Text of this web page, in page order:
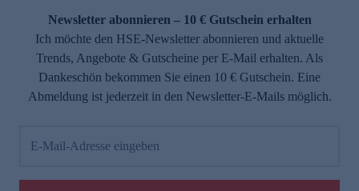
Newsletter abonnieren – 10 € Gutschein erhalten
Ich möchte den HSE-Newsletter abonnieren und aktuelle
Trends, Angebote & Gutscheine per E-Mail erhalten. Als
Dankeschön bekommen Sie einen 10 € Gutschein. Eine
Abmeldung ist jederzeit in den Newsletter-E-Mails möglich.
E-Mail-Adresse eingeben